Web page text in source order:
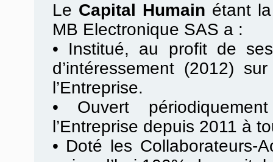
Le Capital Humain étant
MB Electronique SAS a :
• Institué, au profit de
d’intéressement (2012)
l’Entreprise.
• Ouvert
l’Entreprise depuis 2011 à
• Doté les Collaborateurs-